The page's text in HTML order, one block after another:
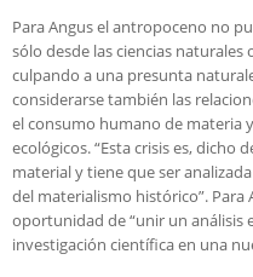
Para Angus el antropoceno no
sólo desde las ciencias
culpando a una presunta
considerarse también las
el consumo humano de materia
ecológicos. “Esta crisis es,
material y tiene que ser
del materialismo histórico”.
oportunidad de “unir un análisis
investigación científica en una